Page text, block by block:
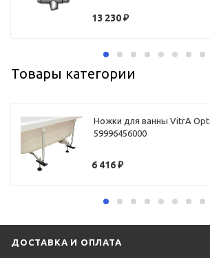
13 230₽
Товары категории
Ножки для ванны VitrA
59996456000
6 416₽
ДОСТАВКА И ОПЛАТА